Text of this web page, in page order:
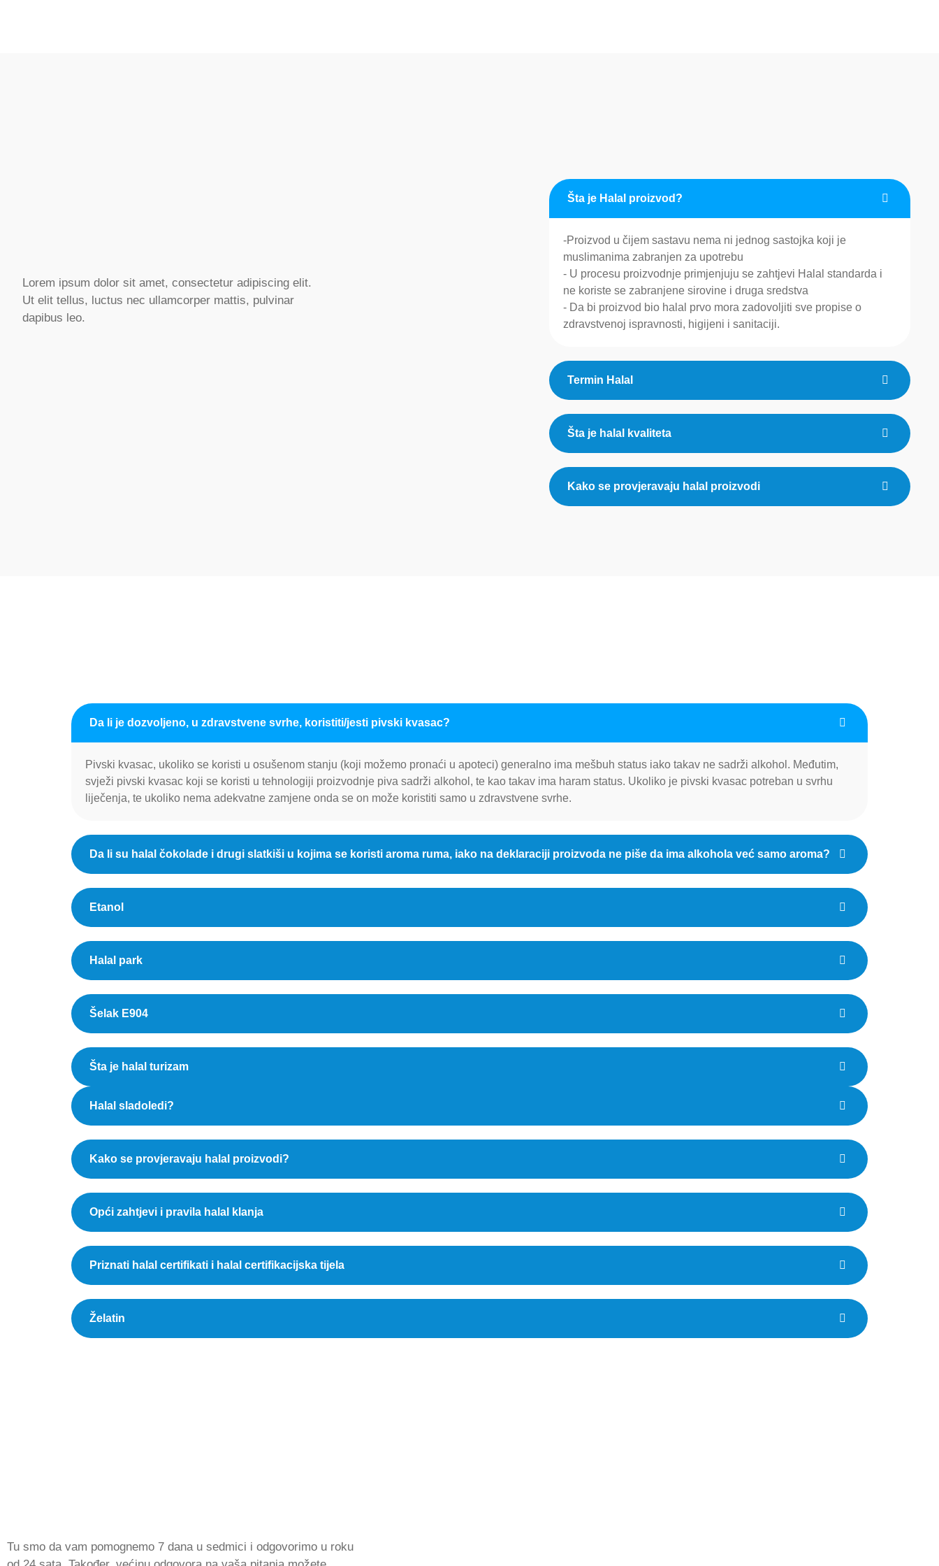
Lorem ipsum dolor sit amet, consectetur adipiscing elit.
Ut elit tellus, luctus nec ullamcorper mattis, pulvinar
dapibus leo.
Šta je Halal proizvod?
-Proizvod u čijem sastavu nema ni jednog sastojka koji je
muslimanima zabranjen za upotrebu
- U procesu proizvodnje primjenjuju se zahtjevi Halal standarda i
ne koriste se zabranjene sirovine i druga sredstva
- Da bi proizvod bio halal prvo mora zadovoljiti sve propise o
zdravstvenoj ispravnosti, higijeni i sanitaciji.
Termin Halal
Šta je halal kvaliteta
Kako se provjeravaju halal proizvodi
Da li je dozvoljeno, u zdravstvene svrhe, koristiti/jesti pivski kvasac?
Pivski kvasac, ukoliko se koristi u osušenom stanju (koji možemo pronaći u apoteci) generalno ima mešbuh status iako takav ne sadrži alkohol. Međutim,
svježi pivski kvasac koji se koristi u tehnologiji proizvodnje piva sadrži alkohol, te kao takav ima haram status. Ukoliko je pivski kvasac potreban u svrhu
liječenja, te ukoliko nema adekvatne zamjene onda se on može koristiti samo u zdravstvene svrhe.
Da li su halal čokolade i drugi slatkiši u kojima se koristi aroma ruma, iako na deklaraciji proizvoda ne piše da ima alkohola već samo aroma?
Etanol
Halal park
Šelak E904
Šta je halal turizam
Halal sladoledi?
Kako se provjeravaju halal proizvodi?
Opći zahtjevi i pravila halal klanja
Priznati halal certifikati i halal certifikacijska tijela
Želatin
Tu smo da vam pomognemo 7 dana u sedmici i odgovorimo u roku